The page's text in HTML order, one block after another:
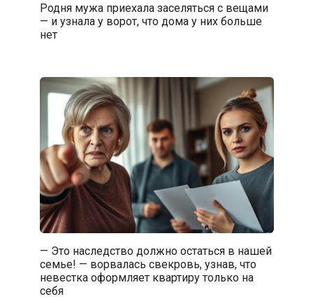
Родня мужа приехала заселяться с вещами
— и узнала у ворот, что дома у них больше
нет
— Это наследство должно остаться в нашей
семье! — ворвалась свекровь, узнав, что
невестка оформляет квартиру только на
себя